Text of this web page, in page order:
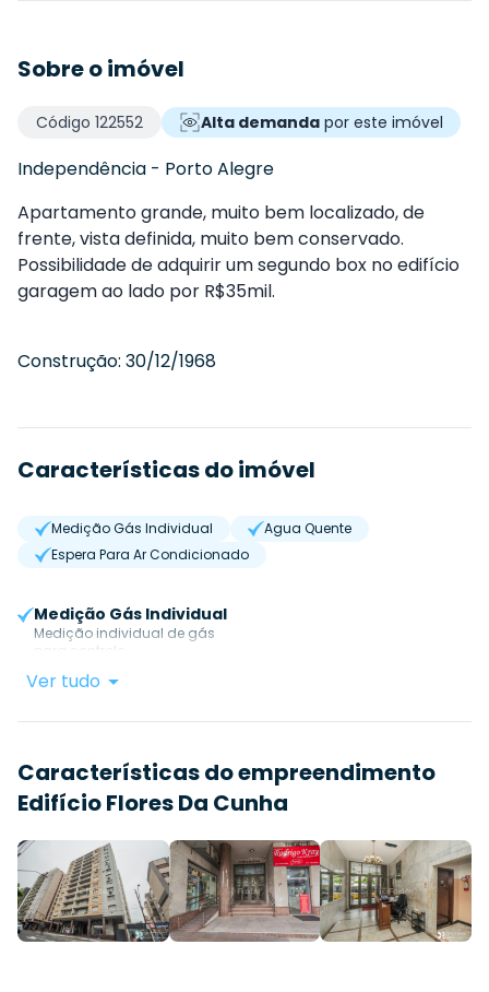
Sobre o imóvel
Código 122552 Alta demanda por este imóvel
Independência - Porto Alegre
Apartamento grande, muito bem localizado, de
frente, vista definida, muito bem conservado.
Possibilidade de adquirir um segundo box no edifício
garagem ao lado por R$35mil.
Construção: 30/12/1968
Características do imóvel
Medição Gás Individual
Agua Quente
Espera Para Ar Condicionado
Medição Gás Individual
Medição individual de gás
para controle.
Ver tudo
Características do empreendimento
Edifício Flores Da Cunha